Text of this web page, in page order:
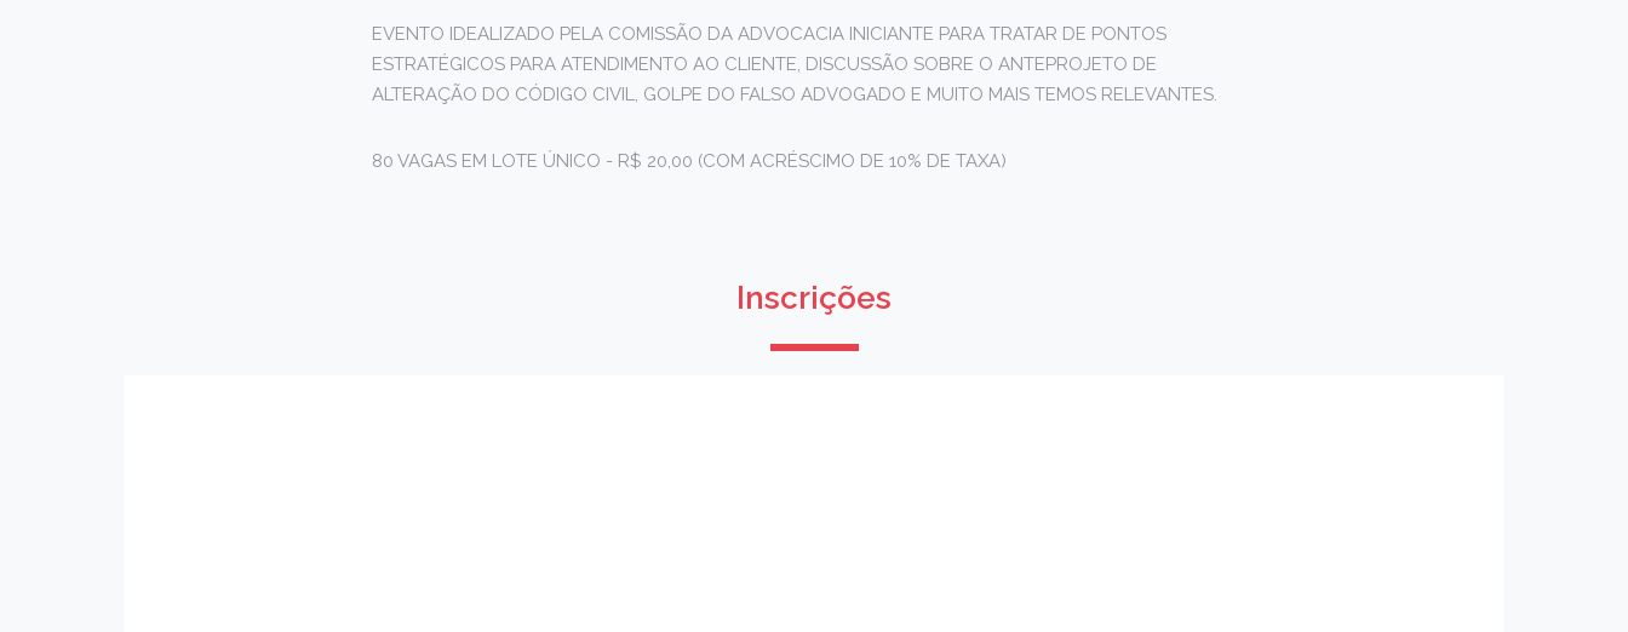
EVENTO IDEALIZADO PELA COMISSÃO DA ADVOCACIA INICIANTE PARA TRATAR DE PONTOS
ESTRATÉGICOS PARA ATENDIMENTO AO CLIENTE, DISCUSSÃO SOBRE O ANTEPROJETO DE
ALTERAÇÃO DO CÓDIGO CIVIL, GOLPE DO FALSO ADVOGADO E MUITO MAIS TEMOS RELEVANTES.
80 VAGAS EM LOTE ÚNICO - R$ 20,00 (COM ACRÉSCIMO DE 10% DE TAXA)
Inscrições